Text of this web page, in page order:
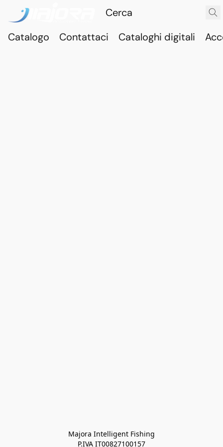
Catalogo Contattaci Cataloghi digitali
Majora Intelligent Fishing
P.IVA IT00827100157